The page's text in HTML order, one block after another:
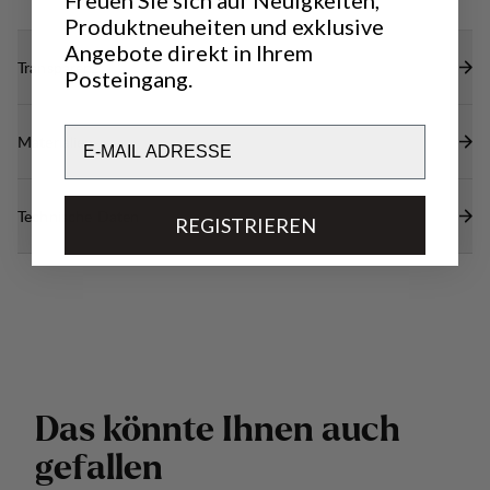
Transparenz
Materialien
Technische Daten
Das könnte Ihnen auch
gefallen
Produktneuheiten und exklusive
Angebote direkt in Ihrem
Posteingang.
REGISTRIEREN